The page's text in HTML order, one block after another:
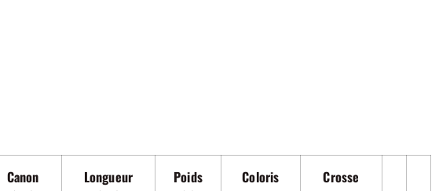
Canon
Longueur
Poids
Coloris Crosse